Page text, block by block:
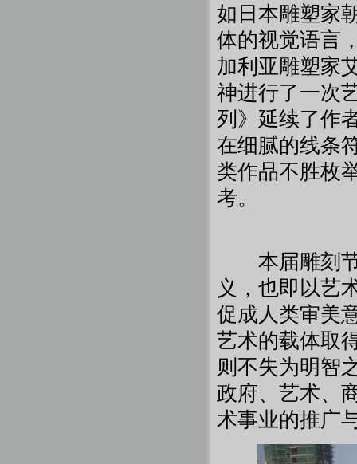
如日本雕塑家
体的视觉语言
加利亚雕塑家
神进行了一次
列》延续了作
在细腻的线条
类作品不胜枚
考。
本届雕刻节
义，也即以艺
促成人类审美
艺术的载体取
则不失为明智
政府、艺术、
术事业的推广